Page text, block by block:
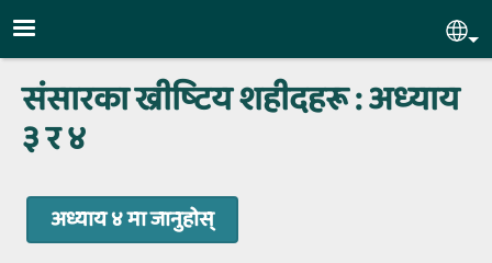
Skip to main content
संसारका ख्रीष्‍टिय शहीदहरू : अध्‍याय
३ र ४
अध्याय ४ मा जानुहोस्